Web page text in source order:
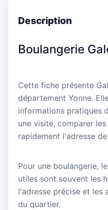
Description
Boulangerie
Cette fiche présente
département Yonne.
informations pratiques
une visite, comparer
rapidement l'adresse
Pour une boulangerie,
utiles sont souvent les
l'adresse précise et les
du quartier.